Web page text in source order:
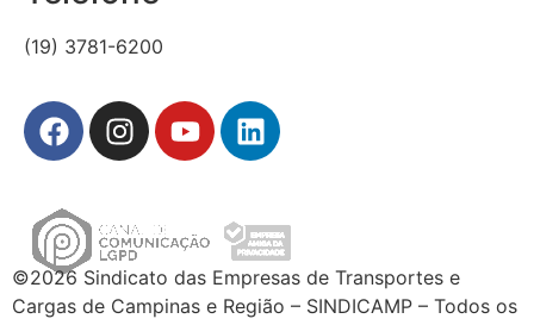
(19) 3781-6200
©2026 Sindicato das Empresas de Transportes e
Cargas de Campinas e Região – SINDICAMP – Todos os